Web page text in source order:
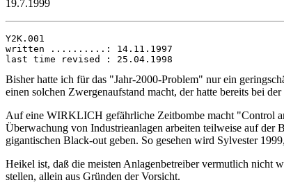
19.7.1999
Y2K.001
written ..........: 14.11.1997
Bisher hatte ich für das "Jahr-2000-Problem" nur ein
einen solchen Zwergenaufstand macht, der hatte bereits bei
Auf eine WIRKLICH gefährliche Zeitbombe macht "Control
Überwachung von Industrieanlagen arbeiten teilweise auf der
gigantischen Black-out geben. So gesehen wird Sylvester
Heikel ist, daß die meisten Anlagenbetreiber vermutlich nicht
stellen, allein aus Gründen der Vorsicht.